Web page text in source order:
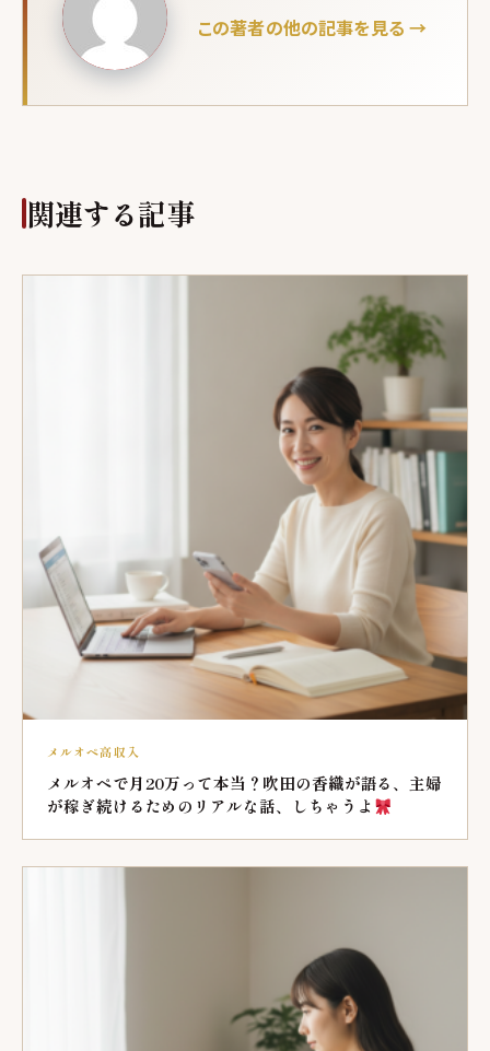
この著者の他の記事を見る →
関連する記事
メルオペ高収入
メルオペで月20万って本当？吹田の香織が語る、主婦
が稼ぎ続けるためのリアルな話、しちゃうよ